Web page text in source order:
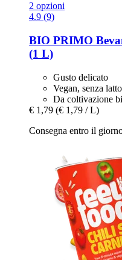
2 opzioni
4.9 (9)
BIO PRIMO
(1 L)
Gusto delicato
Vegan, senza
Da coltivazione
€ 1,79 (€ 1,79 / L)
Consegna entro il